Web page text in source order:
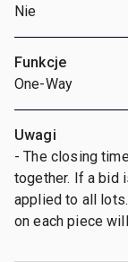
Nie
Funkcje
One-Way
Uwagi
- The closing
together. If a bid
applied to all
on each piece